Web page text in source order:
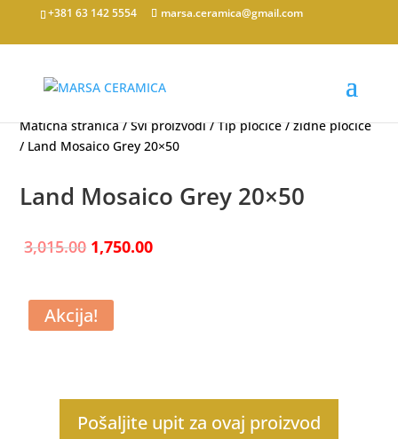
+381 63 142 5554 marsa.ceramica@gmail.com
Matična stranica/Svi proizvodi/Tip pločice/zidne pločice
/ Land Mosaico Grey 20×50
Land Mosaico Grey 20×50
3,015.00 Originalna
bila:
3,015.00.
1,750.00Trenutna
Akcija!
Pošaljite upit za ovaj proizvod